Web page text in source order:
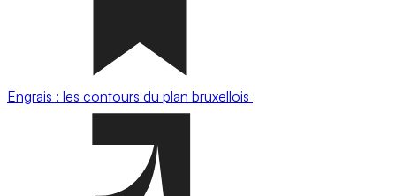
Engrais : les contours du plan bruxellois